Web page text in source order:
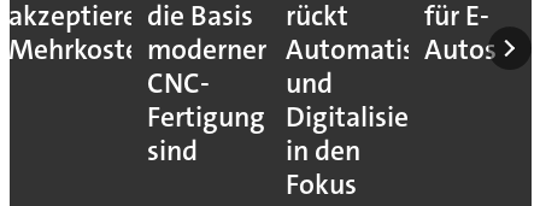
akzeptieren
Mehrkosten
die Basis
moderner
CNC-
Fertigung
sind
rückt
Automatisierung
und
Digitalisierung
in den
Fokus
für E-
Autos